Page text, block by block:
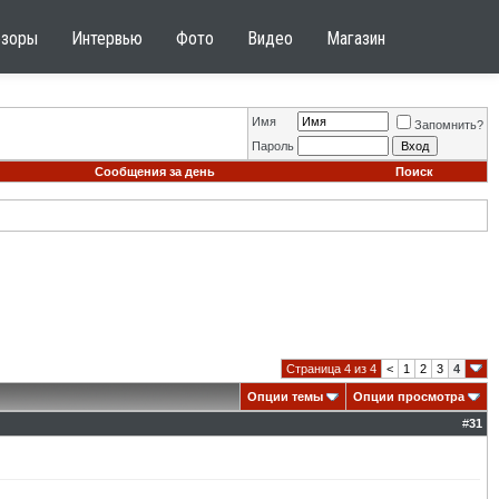
Интервью Фото Видео Магазин
Имя
Запомнить?
Пароль
Сообщения за день
Поиск
Страница 4 из 4 < 1 2 3 4
Опции темы
Опции просмотра
#31